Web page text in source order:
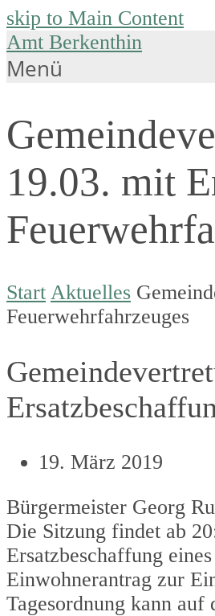
skip to Main Content
Amt Berkenthin
Menü
19.03. mit
Start Aktuelles
Feuerwehrfahrzeuges
19. März 2019
Bürgermeister Georg
Die Sitzung findet ab
Ersatzbeschaffung
Einwohnerantrag zur
Tagesordnung kann auf